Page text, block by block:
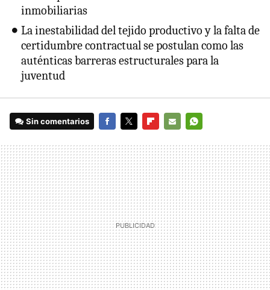
inmobiliarias
La inestabilidad del tejido productivo y la falta de
certidumbre contractual se postulan como las
auténticas barreras estructurales para la
juventud
Sin comentarios
MAIL